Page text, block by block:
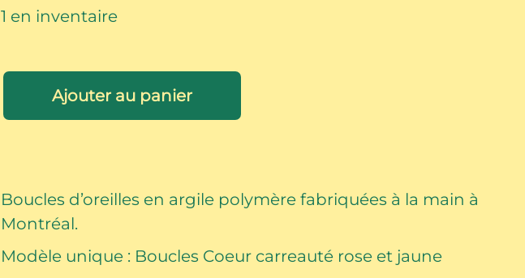
1 en inventaire
et
jaune
Ajouter au panier
Boucles d’oreilles en argile polymère fabriquées à la main à
Montréal.
Modèle unique : Boucles Coeur carreauté rose et jaune